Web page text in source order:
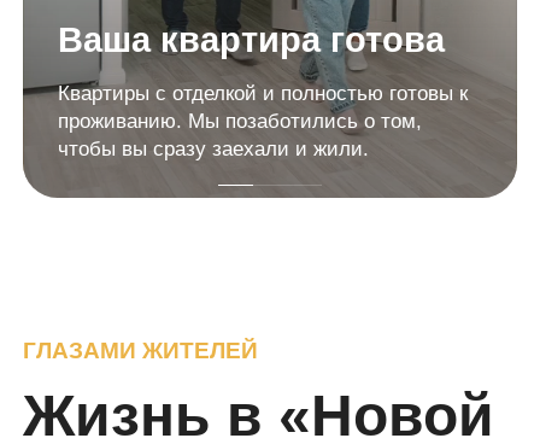
Ваша квартира готова
Квартиры с отделкой и полностью готовы к
проживанию. Мы позаботились о том,
чтобы вы сразу заехали и жили.
ГЛАЗАМИ ЖИТЕЛЕЙ
Жизнь в «Новой